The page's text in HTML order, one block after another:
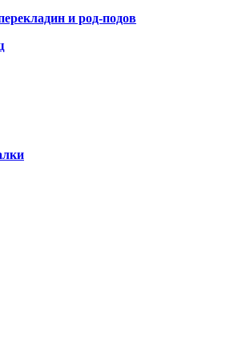
и род-подов